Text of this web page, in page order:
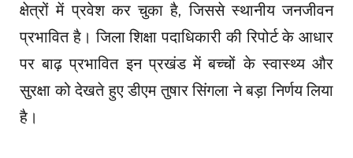
क्षेत्रों में प्रवेश कर चुका है, जिससे स्थानीय जनजीवन
प्रभावित है। जिला शिक्षा पदाधिकारी की रिपोर्ट के आधार
पर बाढ़ प्रभावित इन प्रखंड में बच्चों के स्वास्थ्य और
सुरक्षा को देखते हुए डीएम तुषार सिंगला ने बड़ा निर्णय लिया
है।